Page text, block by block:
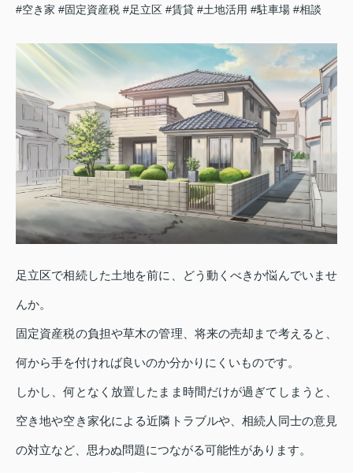
#空き家 #固定資産税 #足立区 #賃貸 #土地活用 #駐車場 #相談
足立区で相続した土地を前に、どう動くべきか悩んでいませ
んか。
固定資産税の負担や草木の管理、将来の売却まで考えると、
何から手を付ければ良いのか分かりにくいものです。
しかし、何となく放置したまま時間だけが過ぎてしまうと、
空き地や空き家化による近隣トラブルや、相続人同士の意見
の対立など、思わぬ問題につながる可能性があります。